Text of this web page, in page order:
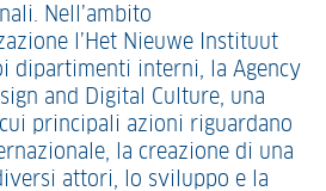
Nell’ambito
l’Het Nieuwe Instituut
dipartimenti interni, la Agency
and Digital Culture, una
principali azioni riguardano
la creazione di una
attori, lo sviluppo e la